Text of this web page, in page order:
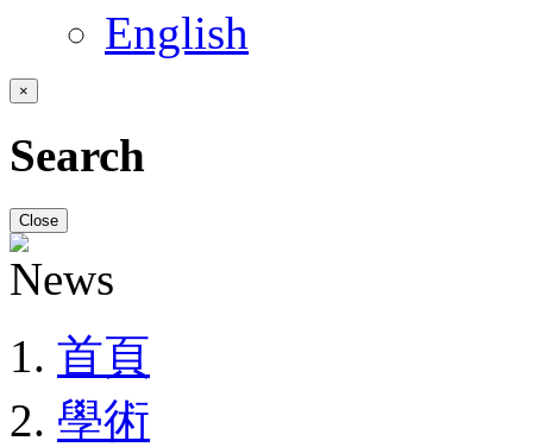
English
×
Search
Close
首頁
學術